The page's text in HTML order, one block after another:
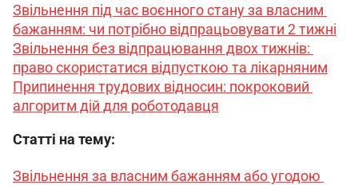
Звільнення під час воєнного стану за власним
бажанням: чи потрібно відпрацьовувати 2 тижні
Звільнення без відпрацювання двох тижнів:
право скористатися відпусткою та лікарняним
Припинення трудових відносин: покроковий
алгоритм дій для роботодавця
Статті на тему:
Звільнення за власним бажанням або угодою